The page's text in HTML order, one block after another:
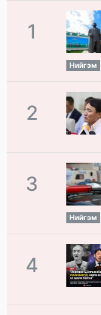
1
Нийгэм
2
3
Нийгэм
4